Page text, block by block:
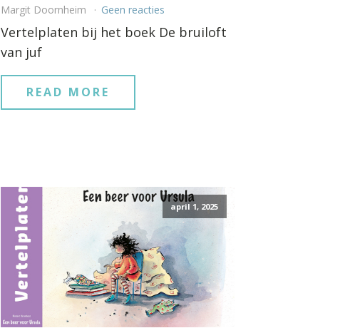
Margit Doornheim Geen reacties
Vertelplaten bij het boek De bruiloft
van juf
READ MORE
april 1, 2025